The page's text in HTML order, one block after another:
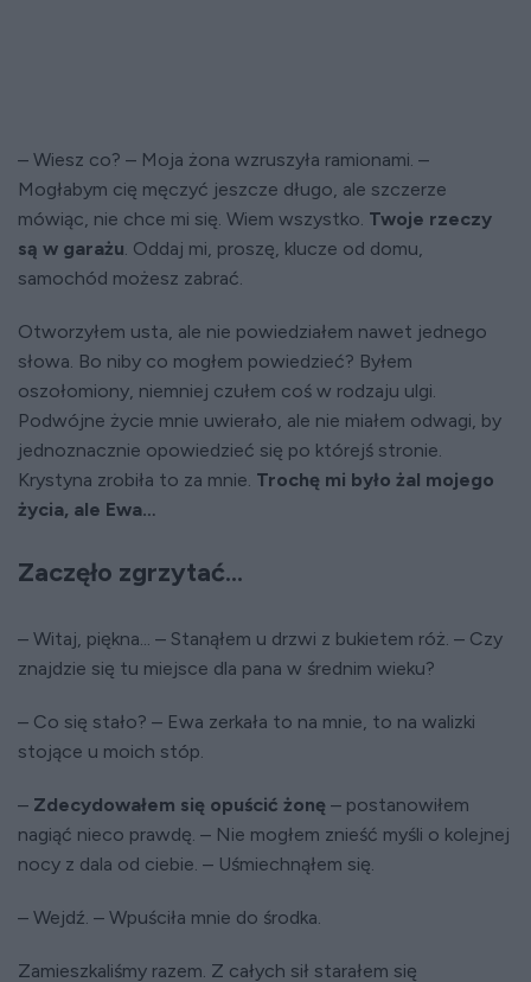
– Wiesz co? – Moja żona wzruszyła ramionami. –
Mogłabym cię męczyć jeszcze długo, ale szczerze
mówiąc, nie chce mi się. Wiem wszystko. Twoje rzeczy
są w garażu. Oddaj mi, proszę, klucze od domu,
samochód możesz zabrać.
Otworzyłem usta, ale nie powiedziałem nawet jednego
słowa. Bo niby co mogłem powiedzieć? Byłem
oszołomiony, niemniej czułem coś w rodzaju ulgi.
Podwójne życie mnie uwierało, ale nie miałem odwagi, by
jednoznacznie opowiedzieć się po którejś stronie.
Krystyna zrobiła to za mnie. Trochę mi było żal mojego
życia, ale Ewa…
Zaczęło zgrzytać...
– Witaj, piękna... – Stanąłem u drzwi z bukietem róż. – Czy
znajdzie się tu miejsce dla pana w średnim wieku?
– Co się stało? – Ewa zerkała to na mnie, to na walizki
stojące u moich stóp.
– Zdecydowałem się opuścić żonę – postanowiłem
nagiąć nieco prawdę. – Nie mogłem znieść myśli o kolejnej
nocy z dala od ciebie. – Uśmiechnąłem się.
– Wejdź. – Wpuściła mnie do środka.
Zamieszkaliśmy razem. Z całych sił starałem się